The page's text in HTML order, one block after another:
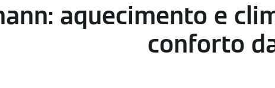
aquecimento e
conforto